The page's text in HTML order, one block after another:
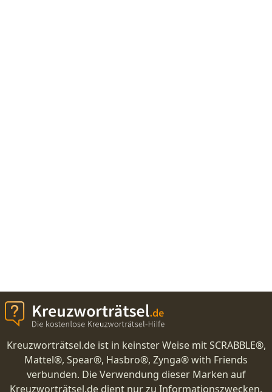
Kreuzworträtsel.de ist in keinster Weise mit SCRABBLE®,
Mattel®, Spear®, Hasbro®, Zynga® with Friends
verbunden. Die Verwendung dieser Marken auf
Kreuzworträtsel.de dient nur zu Informationszwecken.